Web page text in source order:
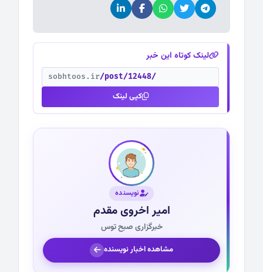
لینک کوتاه این خبر
sobhtoos.ir/post/12448/
کپی لینک
نویسنده
امیر اخروی مقدم
خبرگزاری صبح توس
مشاهده اخبار نویسنده